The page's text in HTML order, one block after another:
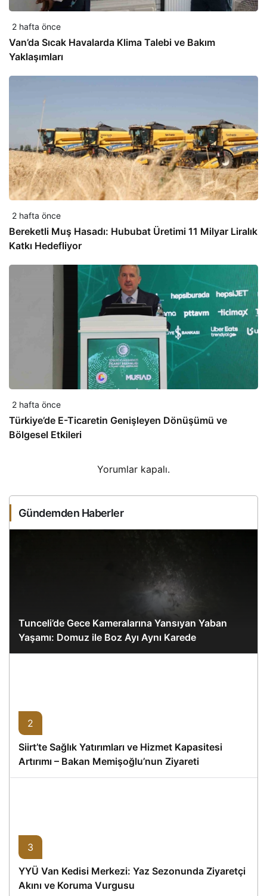
2 hafta önce
Van’da Sıcak Havalarda Klima Talebi ve Bakım
Yaklaşımları
2 hafta önce
Bereketli Muş Hasadı: Hububat Üretimi 11 Milyar Liralık
Katkı Hedefliyor
2 hafta önce
Türkiye’de E-Ticaretin Genişleyen Dönüşümü ve
Bölgesel Etkileri
Yorumlar kapalı.
Gündemden Haberler
Tunceli’de Gece Kameralarına Yansıyan Yaban
Yaşamı: Domuz ile Boz Ayı Aynı Karede
2
Siirt’te Sağlık Yatırımları ve Hizmet Kapasitesi
Artırımı – Bakan Memişoğlu’nun Ziyareti
3
YYÜ Van Kedisi Merkezi: Yaz Sezonunda Ziyaretçi
Akını ve Koruma Vurgusu